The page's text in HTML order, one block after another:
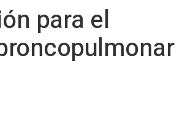
para el